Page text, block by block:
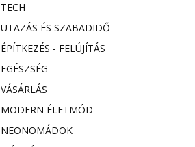
TECH
UTAZÁS ÉS SZABADIDŐ
ÉPÍTKEZÉS - FELÚJÍTÁS
EGÉSZSÉG
VÁSÁRLÁS
MODERN ÉLETMÓD
NEONOMÁDOK